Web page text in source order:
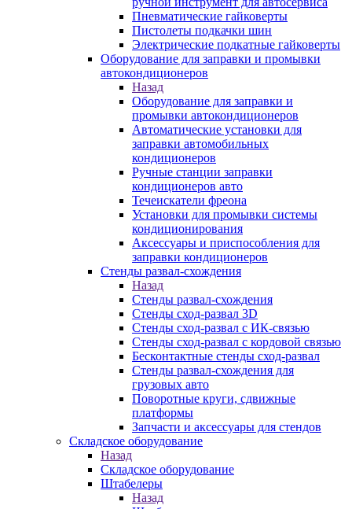
Пневматические гайковерты
Пистолеты подкачки шин
Электрические подкатные гайковерты
Оборудование для заправки и промывки
автокондиционеров
Назад
Оборудование для заправки и
промывки автокондиционеров
Автоматические установки для
заправки автомобильных
кондиционеров
Ручные станции заправки
кондиционеров авто
Течеискатели фреона
Установки для промывки системы
кондиционирования
Аксессуары и приспособления для
заправки кондиционеров
Стенды развал-схождения
Назад
Стенды развал-схождения
Стенды сход-развал 3D
Стенды сход-развал с ИК-связью
Стенды сход-развал с кордовой связью
Бесконтактные стенды сход-развал
Стенды развал-схождения для
грузовых авто
Поворотные круги, сдвижные
платформы
Запчасти и аксессуары для стендов
Складское оборудование
Назад
Складское оборудование
Штабелеры
Назад